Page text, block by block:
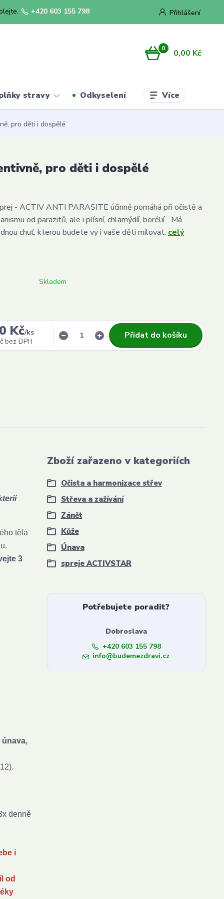
Přihlášení
+420 603 155 798
0 0,00 Kč
stravy Odkyselení Více
pro děti i dospělé
pro děti i dospělé
- ACTIV ANTI PARASITE účinně pomáhá při očistě a
od parazitů, ale i plísní, chlamýdíí, borélií... Má
chuť, kterou budete vy i vaše děti milovat. celý
Skladem
Kč/ks
bez DPH
Přidat do košíku
těla
3
únava,
denně
i
od
Zboží zařazeno v kategoriích
Očista a harmonizace střev
Střeva a zažívání
Zánět
Kůže
Únava
spreje ACTIVSTAR
Potřebujete poradit?
Dobroslava
+420 603 155 798
info@budemezdravi.cz